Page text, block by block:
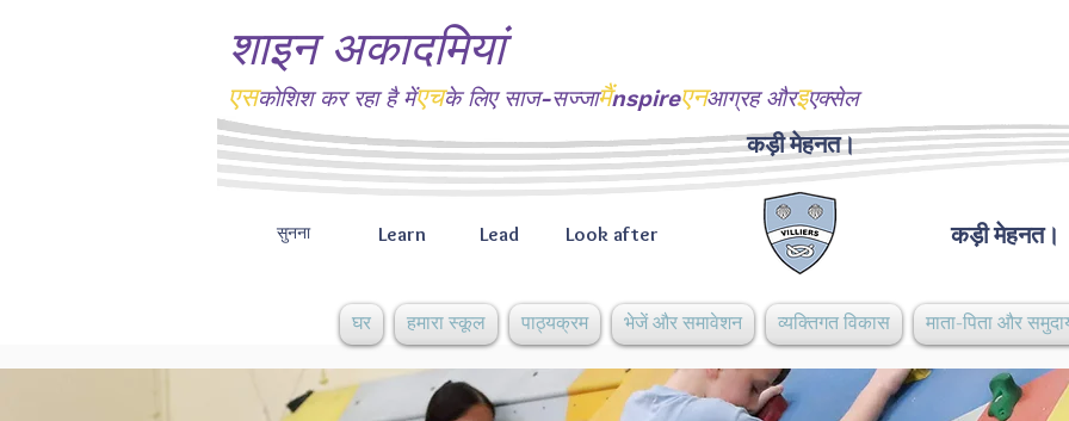
शाइन अकादमियां
एसकोशिश कर रहा है मेंएचके लिए साज-सज्जामैंnspireएनआग्रह औरइएक्सेल
सुनना कड़ी मेहनत।
Learn Lead Look after
कड़ी मेहनत।
घर हमारा स्कूल पाठ्यक्रम भेजें और समावेशन व्यक्तिगत विकास माता-पिता और